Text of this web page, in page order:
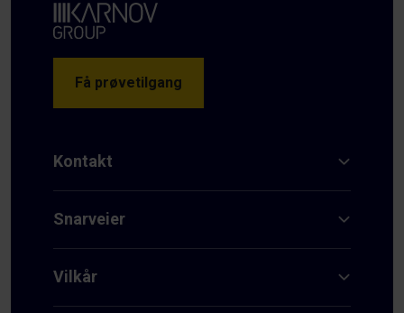
Få prøvetilgang
Kontakt
Snarveier
Vilkår